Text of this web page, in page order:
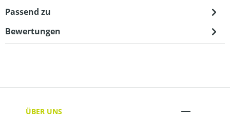
Passend zu
Bewertungen
ÜBER UNS